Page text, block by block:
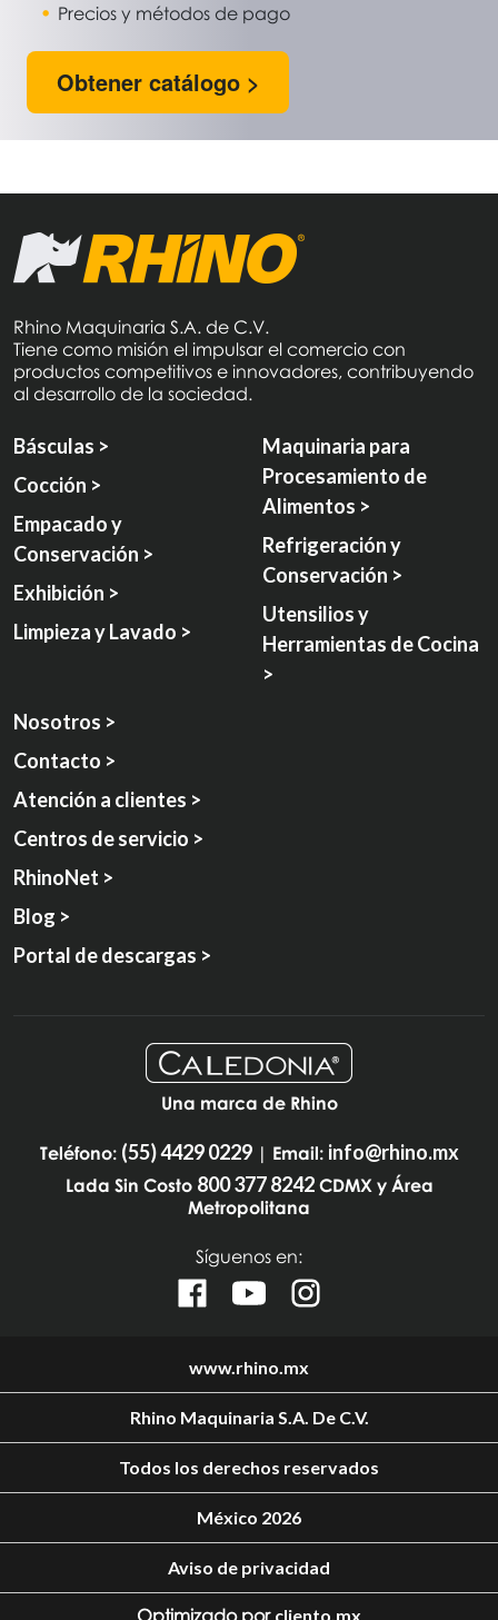
Precios y métodos de pago
Obtener catálogo >
Rhino Maquinaria S.A. de C.V.
Tiene como misión el impulsar el comercio con
productos competitivos e innovadores, contribuyendo
al desarrollo de la sociedad.
Básculas >
Cocción >
Empacado y
Conservación >
Exhibición >
Limpieza y Lavado >
Maquinaria para
Procesamiento de
Alimentos >
Refrigeración y
Conservación >
Utensilios y
Herramientas de Cocina
>
Nosotros >
Contacto >
Atención a clientes >
Centros de servicio >
RhinoNet >
Blog >
Portal de descargas >
Una marca de Rhino
Teléfono: (55) 4429 0229| Email: info@rhino.mx
Lada Sin Costo 800 377 8242CDMX y Área
Metropolitana
Síguenos en:
www.rhino.mx
Rhino Maquinaria S.A. De C.V.
Todos los derechos reservados
México 2026
Aviso de privacidad
Optimizado por cliento.mx